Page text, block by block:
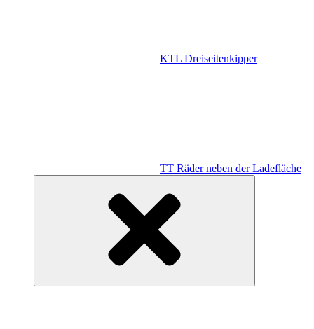
KTL Dreiseitenkipper
TT Räder neben der Ladefläche